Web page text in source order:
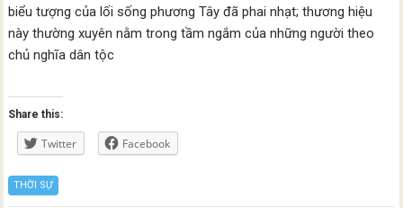
biểu tượng của lối sống phương Tây đã phai nhạt; thương hiệu
này thường xuyên nằm trong tầm ngắm của những người theo
chủ nghĩa dân tộc
Share this:
Twitter Facebook
THỜI SỰ